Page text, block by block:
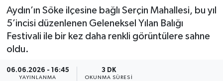
Aydın’ın Söke ilçesine bağlı Serçin Mahallesi, bu yıl
5’incisi düzenlenen Geleneksel Yılan Balığı
Festivali ile bir kez daha renkli görüntülere sahne
oldu.
06.06.2026 - 16:45
YAYINLANMA
3 DK
OKUNMA SÜRESI
Yaşam
Kültür Sanat
Süper Lig Puan Durumu ve Fikstür
Son Dakika Haberleri